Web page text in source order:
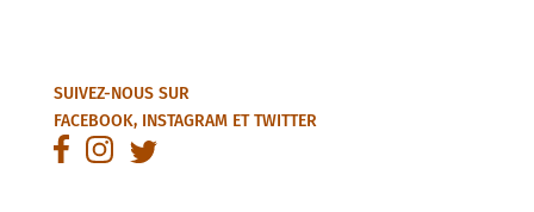
SUIVEZ-NOUS SUR
FACEBOOK, INSTAGRAMETTWITTER